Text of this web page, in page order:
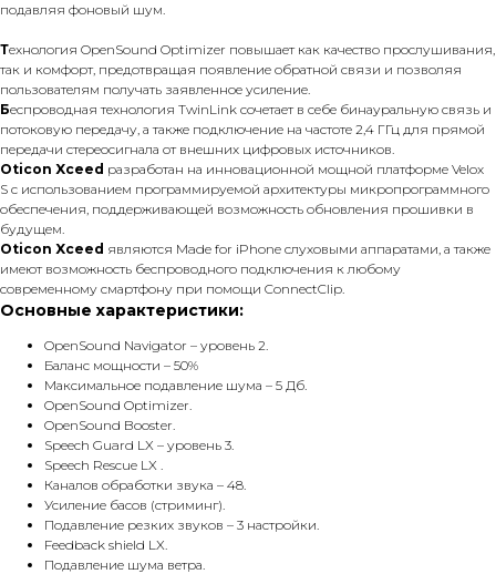
подавляя фоновый шум.
Технология OpenSound Optimizer повышает как качество прослушивания,
так и комфорт, предотвращая появление обратной связи и позволяя
пользователям получать заявленное усиление.
Беспроводная технология TwinLink сочетает в себе бинауральную связь и
потоковую передачу, а также подключение на частоте 2,4 ГГц для прямой
передачи стереосигнала от внешних цифровых источников.
Oticon Xceed разработан на инновационной мощной платформе Velox
S с использованием программируемой архитектуры микропрограммного
обеспечения, поддерживающей возможность обновления прошивки в
будущем.
Oticon Xceed являются Made for iPhone слуховыми аппаратами, а также
имеют возможность беспроводного подключения к любому
современному смартфону при помощи ConnectClip.
Основные характеристики:
OpenSound Navigator – уровень 2.
Баланс мощности – 50%
Максимальное подавление шума – 5 Дб.
OpenSound Optimizer.
OpenSound Booster.
Speech Guard LX – уровень 3.
Speech Rescue LX .
Каналов обработки звука – 48.
Усиление басов (стриминг).
Подавление резких звуков – 3 настройки.
Feedback shield LX.
Подавление шума ветра.